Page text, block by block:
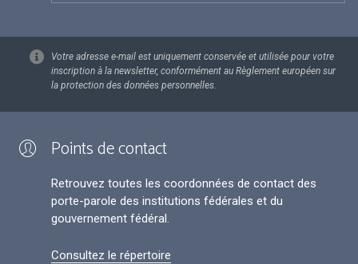
Votre adresse e-mail est uniquement conservée et utilisée pour votre
inscription à la newsletter, conformément au Règlement européen sur
la protection des données personnelles.
Points de contact
Retrouvez toutes les coordonnées de contact des
porte-parole des institutions fédérales et du
gouvernement fédéral.
Consultez le répertoire